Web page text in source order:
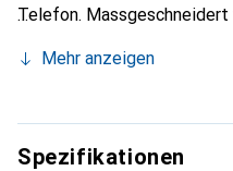
Telefon. Massgeschneidert
unverzichtbaren Accessoire
die Marke Noreve eine
anspruchsvolle Kundschaft.
Mehr anzeigen
Spezifikationen